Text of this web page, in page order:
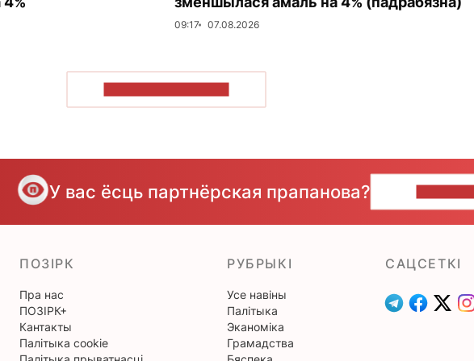
09:17 07.08.2026
У вас ёсць партнёрская прапанова?
ПОЗІРК
Пра нас
ПОЗІРК+
Кантакты
Палітыка cookie
РУБРЫКІ
Усе навіны
Палітыка
Эканоміка
Грамадства
САЦСЕТКІ